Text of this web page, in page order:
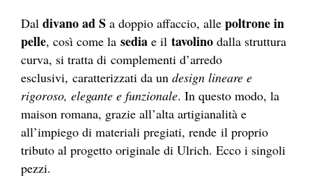
Dal divano ad S a doppio affaccio, alle poltronein
pelle, così come la sedia e il tavolino dalla struttura
curva, si tratta di complementi d’arredo
esclusivi, caratterizzati da un design lineare e
rigoroso, elegante e funzionale. In questo modo, la
maison romana, grazie all’alta artigianalità e
all’impiego di materiali pregiati, rende il proprio
tributo al progetto originale di Ulrich. Ecco i singoli
pezzi.